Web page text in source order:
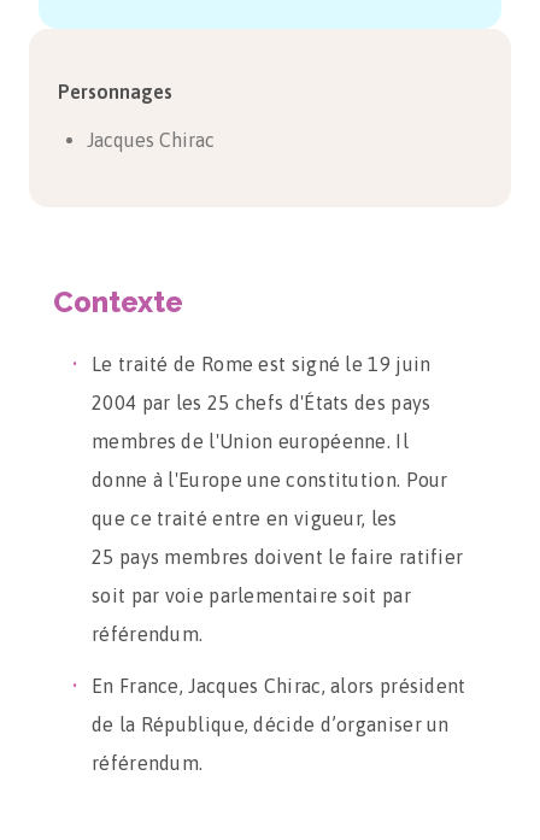
Personnages
Jacques Chirac
Contexte
Le traité de Rome est signé le 19 juin
2004 par les 25 chefs d'États des pays
membres de l'Union européenne. Il
donne à l'Europe une constitution. Pour
que ce traité entre en vigueur, les
25 pays membres doivent le faire ratifier
soit par voie parlementaire soit par
référendum.
En France, Jacques Chirac, alors président
de la République, décide d’organiser un
référendum.